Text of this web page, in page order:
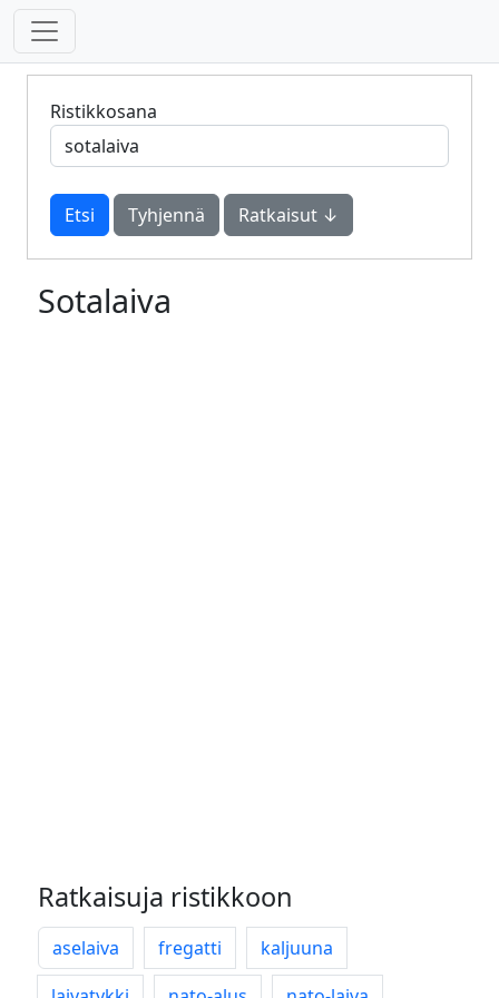
Ristikkosana
Tyhjennä Ratkaisut ↓
Sotalaiva
Ratkaisuja ristikkoon
aselaiva fregatti
kaljuuna